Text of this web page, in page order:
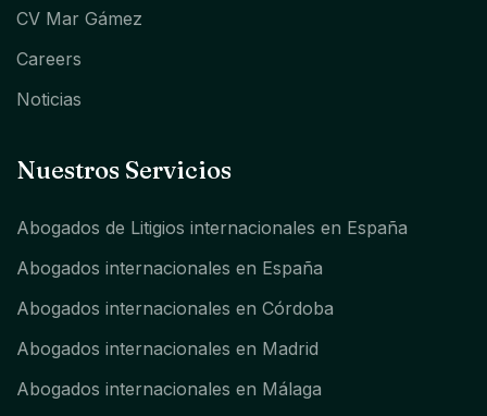
CV Mar Gámez
Careers
Noticias
Nuestros Servicios
Abogados de Litigios internacionales en España
Abogados internacionales en España
Abogados internacionales en Córdoba
Abogados internacionales en Madrid
Abogados internacionales en Málaga